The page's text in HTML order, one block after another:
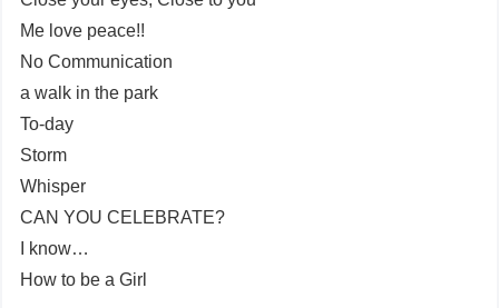
Me love peace!!
No Communication
a walk in the park
To-day
Storm
Whisper
CAN YOU CELEBRATE?
I know…
How to be a Girl